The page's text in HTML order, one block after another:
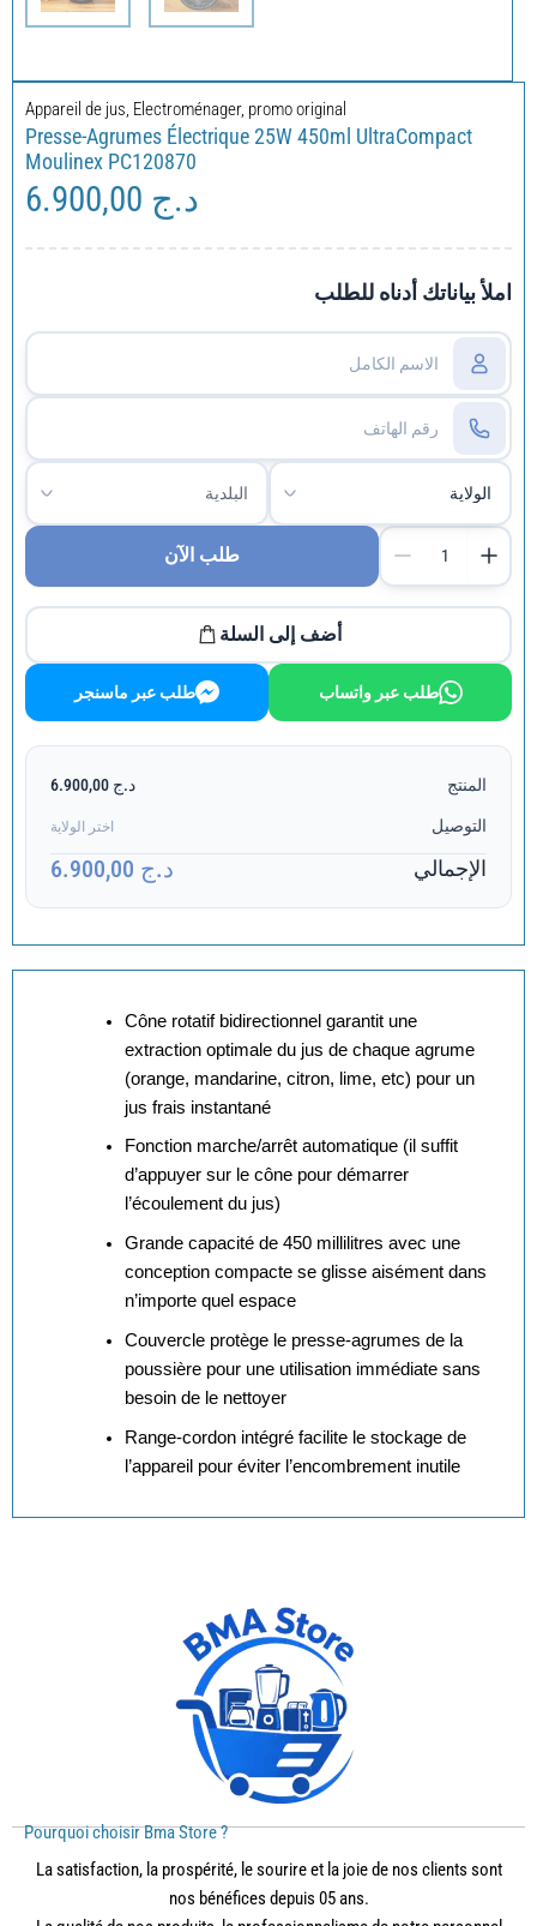
Appareil de jus, Electroménager, promo original
Presse-Agrumes Électrique 25W 450ml UltraCompact
Moulinex PC120870
د.ج
املأ بياناتك أدناه للطلب
طلب الآن
أضف إلى السلة
طلب عبر واتساب طلب عبر ماسنجر
المنتج د.ج 6.900,00
التوصيل اختر الولاية
الإجمالي د.ج 6.900,00
Cône rotatif bidirectionnel garantit une
extraction optimale du jus de chaque agrume
(orange, mandarine, citron, lime, etc) pour un
jus frais instantané
Fonction marche/arrêt automatique (il suffit
d’appuyer sur le cône pour démarrer
l’écoulement du jus)
Grande capacité de 450 millilitres avec une
conception compacte se glisse aisément dans
n’importe quel espace
Couvercle protège le presse-agrumes de la
poussière pour une utilisation immédiate sans
besoin de le nettoyer
Range-cordon intégré facilite le stockage de
l’appareil pour éviter l’encombrement inutile
Pourquoi choisir Bma Store ?
La satisfaction, la prospérité, le sourire et la joie de nos clients sont
nos bénéfices depuis 05 ans.